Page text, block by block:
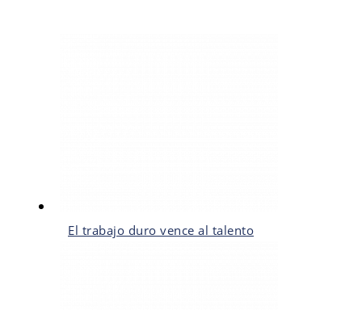
El trabajo duro vence al talento